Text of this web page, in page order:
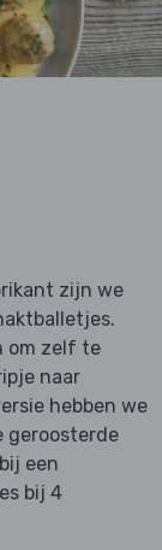
zijn we
om zelf te
naar
hebben we
geroosterde
een
bij 4